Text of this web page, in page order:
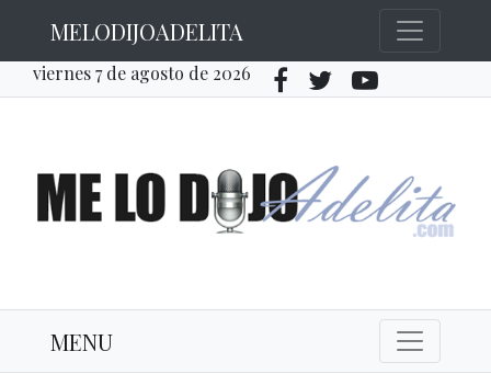
MELODIJOADELITA
viernes 7 de agosto de 2026
MENU